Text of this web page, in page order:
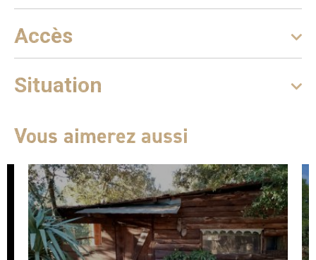
Accès
Situation
Vous aimerez aussi